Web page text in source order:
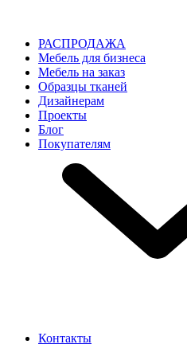
РАСПРОДАЖА
Мебель для бизнеса
Мебель на заказ
Образцы тканей
Дизайнерам
Проекты
Блог
Покупателям
Контакты